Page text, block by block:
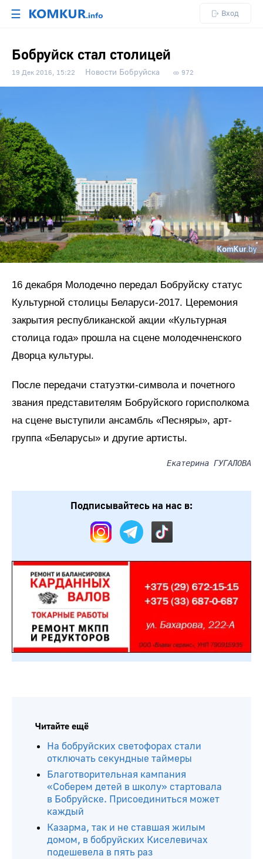
☰ Вход
Бобруйск стал столицей
19 Дек 2016, 15:22 Новости Бобруйска 972
16 декабря Молодечно передал Бобруйску статус
Культурной столицы Беларуси-2017. Церемония
закрытия республиканской акции «Культурная
столица года» прошла на сцене молодечненского
Дворца культуры.
После передачи статуэтки-символа и почетного
звания представителям Бобруйского горисполкома
на сцене выступили ансамбль «Песняры», арт-
группа «Беларусы» и другие артисты.
Екатерина ГУГАЛОВА
Подписывайтесь на нас в:
Читайте ещё
На бобруйских светофорах стали
отключать секундные таймеры
Благотворительная кампания
«Соберем детей в школу» стартовала
в Бобруйске. Присоединиться может
каждый
Казарма, так и не ставшая жилым
домом, в бобруйских Киселевичах
подешевела в пять раз